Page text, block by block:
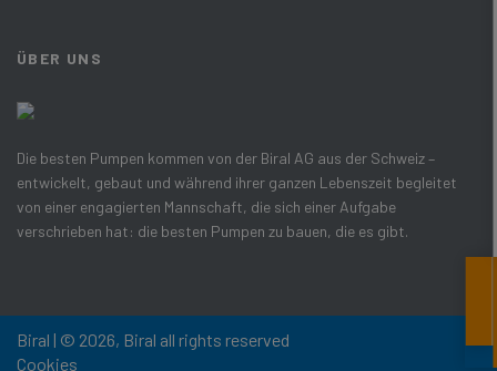
ÜBER UNS
Die besten Pumpen kommen von der Biral AG aus der Schweiz –
entwickelt, gebaut und während ihrer ganzen Lebenszeit begleitet
von einer engagierten Mannschaft, die sich einer Aufgabe
verschrieben hat: die besten Pumpen zu bauen, die es gibt.
Biral | © 2026, Biral all rights reserved
Cookies